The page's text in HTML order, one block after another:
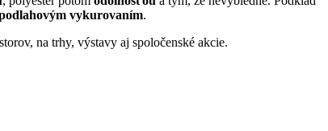
vykurovaním.
na trhy, výstavy aj spoločenské akcie.